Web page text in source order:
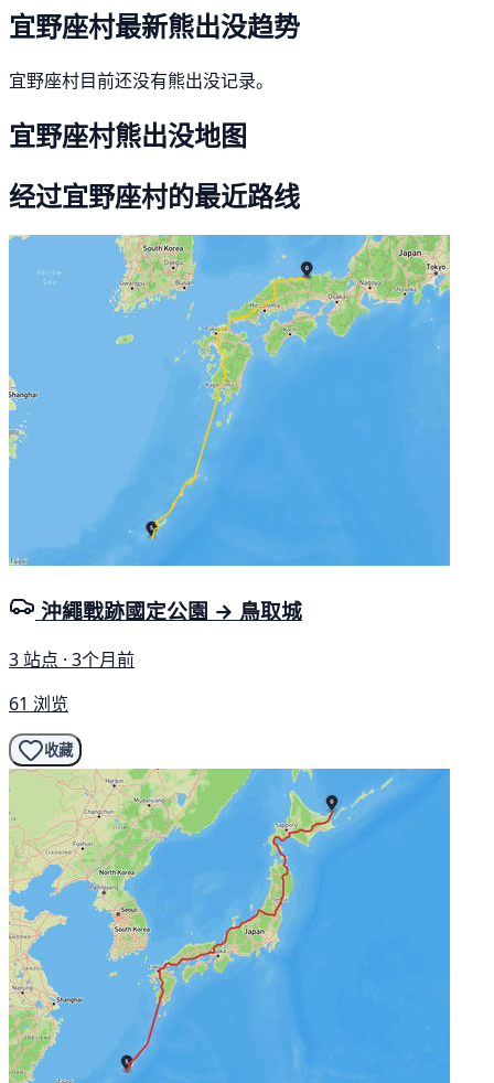
宜野座村最新熊出没趋势
宜野座村目前还没有熊出没记录。
宜野座村熊出没地图
经过宜野座村的最近路线
沖繩戰跡國定公園 → 鳥取城
3 站点 · 3个月前
61 浏览
收藏